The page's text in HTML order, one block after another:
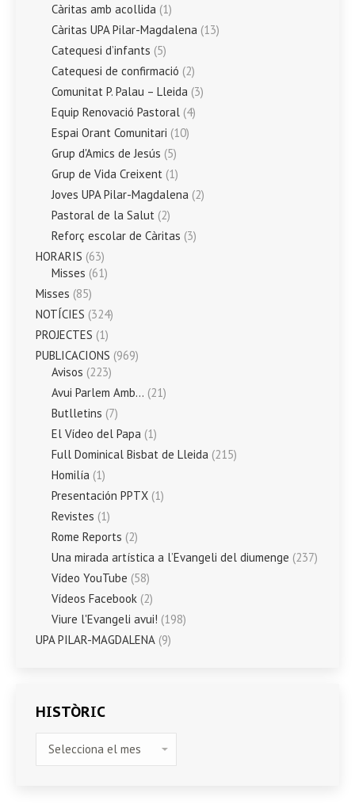
Càritas amb acollida (1)
Càritas UPA Pilar-Magdalena (13)
Catequesi d’infants (5)
Catequesi de confirmació (2)
Comunitat P. Palau – Lleida (3)
Equip Renovació Pastoral (4)
Espai Orant Comunitari (10)
Grup d'Amics de Jesús (5)
Grup de Vida Creixent (1)
Joves UPA Pilar-Magdalena (2)
Pastoral de la Salut (2)
Reforç escolar de Càritas (3)
HORARIS (63)
Misses (61)
Misses (85)
NOTÍCIES (324)
PROJECTES (1)
PUBLICACIONS (969)
Avisos (223)
Avui Parlem Amb… (21)
Butlletins (7)
El Vídeo del Papa (1)
Full Dominical Bisbat de Lleida (215)
Homilía (1)
Presentación PPTX (1)
Revistes (1)
Rome Reports (2)
Una mirada artística a l’Evangeli del diumenge (237)
Vídeo YouTube (58)
Vídeos Facebook (2)
Viure l'Evangeli avui! (198)
UPA PILAR-MAGDALENA (9)
HISTÒRIC